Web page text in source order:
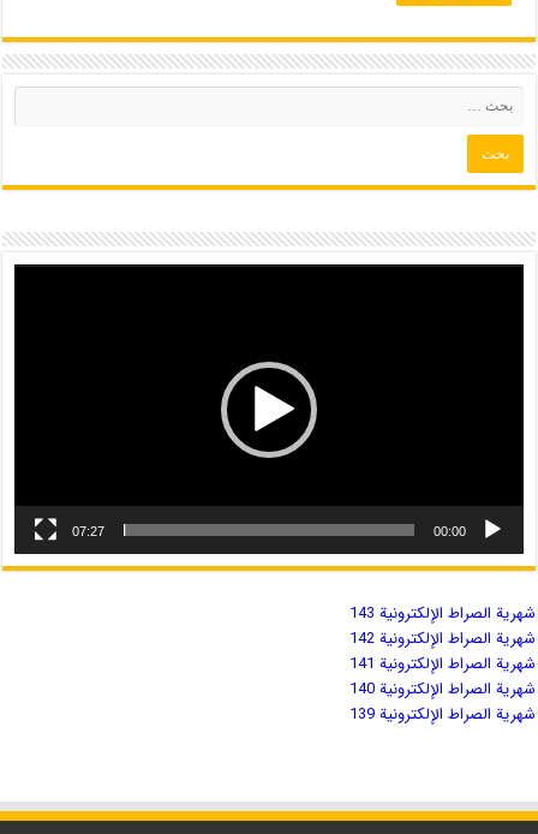
00:00
07:27
شهریة الصراط الإلكترونية 143
شهریة الصراط الإلكترونية 142
شهریة الصراط الإلكترونية 141
شهریة الصراط الإلكترونية 140
شهریة الصراط الإلكترونية 139